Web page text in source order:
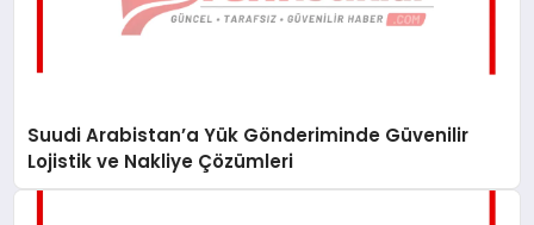
Suudi Arabistan’a Yük Gönderiminde Güvenilir
Lojistik ve Nakliye Çözümleri